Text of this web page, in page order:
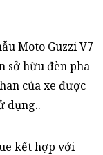
Moto Guzzi V7
sở hữu đèn pha
của xe được
dụng..
kết hợp với